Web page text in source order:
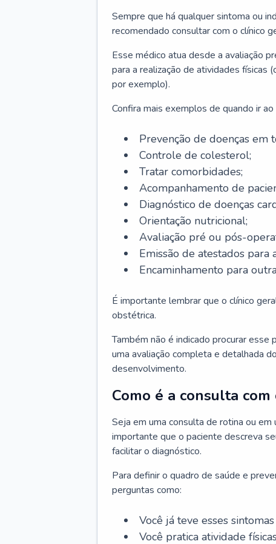
Sempre que há qualquer sintoma ou
recomendado consultar com o clínico
Esse médico atua desde a avaliação
para a realização de atividades físicas
por exemplo).
Confira mais exemplos de quando ir ao
Prevenção de doenças em
Controle de colesterol;
Tratar comorbidades;
Acompanhamento de
Diagnóstico de doenças
Orientação nutricional;
Avaliação pré ou pós-
Emissão de atestados para
Encaminhamento para
É importante lembrar que o clínico
obstétrica.
Também não é indicado procurar esse
uma avaliação completa e detalhada
desenvolvimento.
Como é a consulta
Seja em uma consulta de rotina ou
importante que o paciente descreva
facilitar o diagnóstico.
Para definir o quadro de saúde e
perguntas como:
Você já teve esses
Você pratica atividade